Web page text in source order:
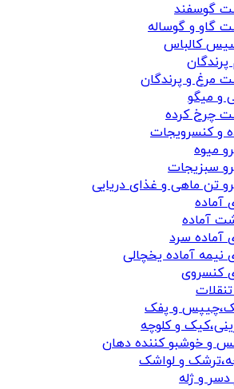
گوسفند
گاو و گوساله
کالباس
مرغ و پرندگان
و میگو
چرخ کرده
و کنسرویجات
میوه
سبزیجات
تن ماهی و غذای دریایی
آماده
آماده
آماده سرد
نیمه آماده یخچالی
کنسروی
و پفک
و کلوچه
و خوشبو کننده دهان
و لواشک
دسر و ژله